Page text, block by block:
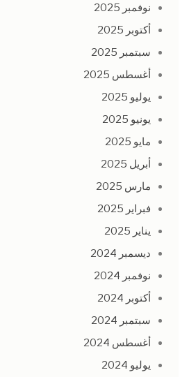
نوفمبر 2025
أكتوبر 2025
سبتمبر 2025
أغسطس 2025
يوليو 2025
يونيو 2025
مايو 2025
أبريل 2025
مارس 2025
فبراير 2025
يناير 2025
ديسمبر 2024
نوفمبر 2024
أكتوبر 2024
سبتمبر 2024
أغسطس 2024
يوليو 2024